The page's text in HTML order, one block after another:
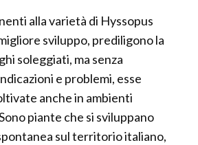
alla varietà di Hyssopus
sviluppo, prediligono la
soleggiati, ma senza
e problemi, esse
anche in ambienti
piante che si sviluppano
sul territorio italiano,